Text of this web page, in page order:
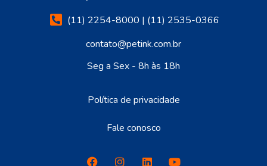
(11) 2254-8000 | (11) 2535-0366
contato@petink.com.br
Seg a Sex - 8h às 18h
Política de privacidade
Fale conosco